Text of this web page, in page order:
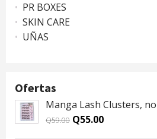
PR BOXES
SKIN CARE
UÑAS
Ofertas
Manga Lash Clusters,
Q59.00 Original
Q55.00Current